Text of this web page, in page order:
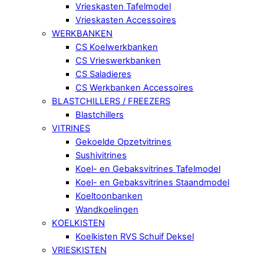
Vrieskasten Tafelmodel
Vrieskasten Accessoires
WERKBANKEN
CS Koelwerkbanken
CS Vrieswerkbanken
CS Saladieres
CS Werkbanken Accessoires
BLASTCHILLERS / FREEZERS
Blastchillers
VITRINES
Gekoelde Opzetvitrines
Sushivitrines
Koel- en Gebaksvitrines Tafelmodel
Koel- en Gebaksvitrines Staandmodel
Koeltoonbanken
Wandkoelingen
KOELKISTEN
Koelkisten RVS Schuif Deksel
VRIESKISTEN